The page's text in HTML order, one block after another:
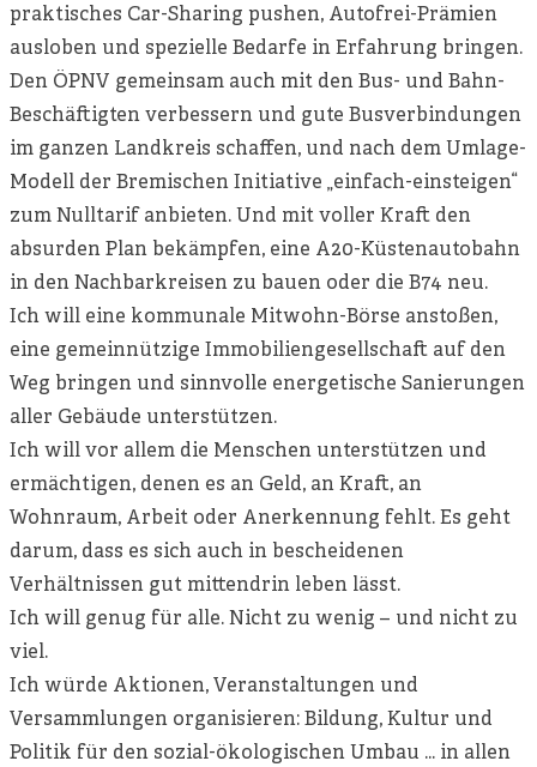
praktisches Car-Sharing pushen, Autofrei-Prämien
ausloben und spezielle Bedarfe in Erfahrung bringen.
Den ÖPNV gemeinsam auch mit den Bus- und Bahn-
Beschäftigten verbessern und gute Busverbindungen
im ganzen Landkreis schaffen, und nach dem Umlage-
Modell der Bremischen Initiative „einfach-einsteigen“
zum Nulltarif anbieten. Und mit voller Kraft den
absurden Plan bekämpfen, eine A20-Küstenautobahn
in den Nachbarkreisen zu bauen oder die B74 neu.
Ich will eine kommunale Mitwohn-Börse anstoßen,
eine gemeinnützige Immobiliengesellschaft auf den
Weg bringen und sinnvolle energetische Sanierungen
aller Gebäude unterstützen.
Ich will vor allem die Menschen unterstützen und
ermächtigen, denen es an Geld, an Kraft, an
Wohnraum, Arbeit oder Anerkennung fehlt. Es geht
darum, dass es sich auch in bescheidenen
Verhältnissen gut mittendrin leben lässt.
Ich will genug für alle. Nicht zu wenig – und nicht zu
viel.
Ich würde Aktionen, Veranstaltungen und
Versammlungen organisieren: Bildung, Kultur und
Politik für den sozial-ökologischen Umbau … in allen